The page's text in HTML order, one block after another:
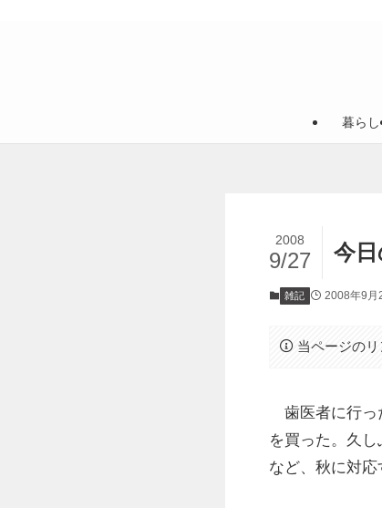
暮らし
今日
2008
9/27
雑記 2008年9月
当ページのリ
歯医者に行っ
を買った。久
など、秋に対応